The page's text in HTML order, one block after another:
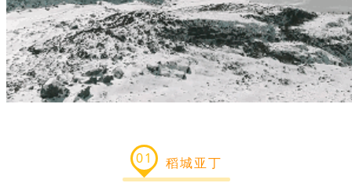
01 稻城亚丁